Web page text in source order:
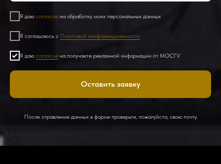
Я даю согласие на обработку моих персональных данных
Я соглашаюсь с Политикой конфиденциальности
Я даю согласие на получаете рекламной информации от МОСГУ
Оставить заявку
После отравление данных в форме проверьте, пожалуйста, свою почту.